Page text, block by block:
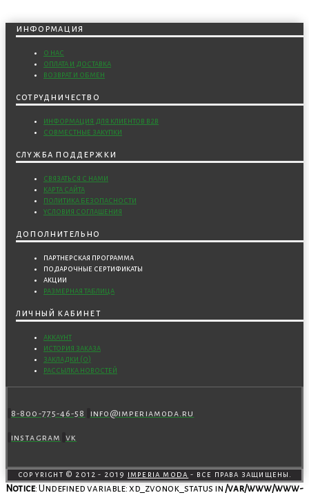
информация
о нас
оплата и доставка
возврат и обмен
сотрудничество
информация для клиентов b2b
совместные закупки
служба поддержки
связаться с нами
карта сайта
политика безопасности
условия соглашения
дополнительно
партнерская программа
подарочные сертификаты
акции
размерная таблица
личный кабинет
аккаунт
история заказа
закладки (0)
рассылка новостей
8-800-775-46-58 info@imperiamoda.ru
instagram vk
copyright © 2012 - 2019 imperia moda - все права защищены.
Notice: Undefined variable: xd_zvonok_status in /var/www/www-